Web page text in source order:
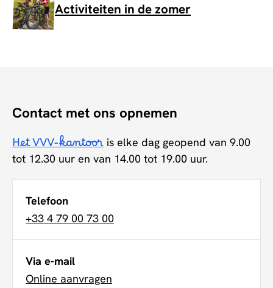
Activiteiten in de zomer
Contact met ons opnemen
Het VVV-kantoor is elke dag geopend van 9.00
tot 12.30 uur en van 14.00 tot 19.00 uur.
Telefoon
+33 4 79 00 73 00
Via e-mail
Online aanvragen